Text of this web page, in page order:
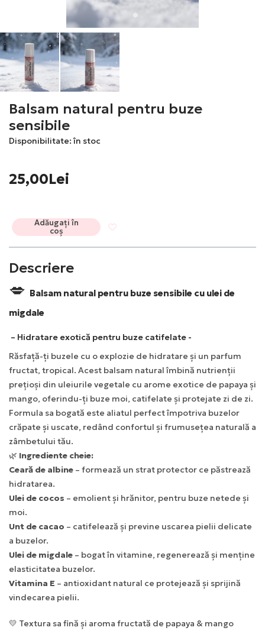
Balsam natural pentru buze
sensibile
Disponibilitate: în stoc
25,00Lei
Adăugați în
coș
Descriere
💋 Balsam natural pentru buze sensibile cu ulei de
migdale
– Hidratare exotică pentru buze catifelate -
Răsfață-ți buzele cu o explozie de hidratare și un parfum
fructat, tropical. Acest balsam natural îmbină nutrienții
prețioși din uleiurile vegetale cu arome exotice de papaya și
mango, oferindu-ți buze moi, catifelate și protejate zi de zi.
Formula sa bogată este aliatul perfect împotriva buzelor
crăpate și uscate, redând confortul și frumusețea naturală a
zâmbetului tău.
🌿 Ingrediente cheie:
Ceară de albine – formează un strat protector ce păstrează
hidratarea.
Ulei de cocos – emolient și hrănitor, pentru buze netede și
moi.
Unt de cacao – catifelează și previne uscarea pielii delicate
a buzelor.
Ulei de migdale – bogat în vitamine, regenerează și menține
elasticitatea buzelor.
Vitamina E – antioxidant natural ce protejează și sprijină
vindecarea pielii.
💛 Textura sa fină și aroma fructată de papaya & mango